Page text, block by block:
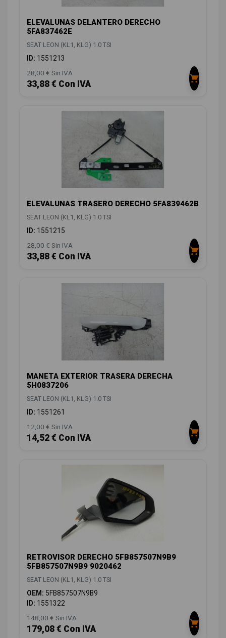
ELEVALUNAS DELANTERO DERECHO
5FA837462E
SEAT LEON (KL1, KLG) 1.0 TSI
ID: 1551213
28,00 € Sin IVA
33,88 € Con IVA
ELEVALUNAS TRASERO DERECHO 5FA839462B
SEAT LEON (KL1, KLG) 1.0 TSI
ID: 1551215
28,00 € Sin IVA
33,88 € Con IVA
MANETA EXTERIOR TRASERA DERECHA
5H0837206
SEAT LEON (KL1, KLG) 1.0 TSI
ID: 1551261
12,00 € Sin IVA
14,52 € Con IVA
RETROVISOR DERECHO 5FB857507N9B9
5FB857507N9B9 9020462
SEAT LEON (KL1, KLG) 1.0 TSI
OEM: 5FB857507N9B9
ID: 1551322
148,00 € Sin IVA
179,08 € Con IVA